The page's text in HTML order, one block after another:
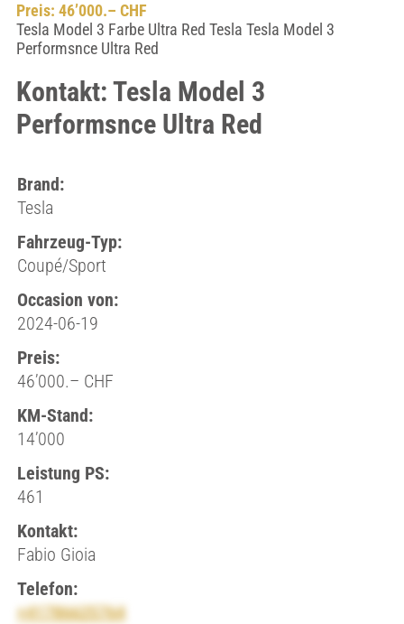
Preis: 46’000.– CHF
Tesla Model 3 Farbe Ultra Red Tesla Tesla Model 3
Performsnce Ultra Red
Kontakt: Tesla Model 3
Performsnce Ultra Red
Brand:
Tesla
Fahrzeug-Typ:
Coupé/Sport
Occasion von:
2024-06-19
Preis:
46’000.– CHF
KM-Stand:
14’000
Leistung PS:
461
Kontakt:
Fabio Gioia
Telefon:
+41786625764